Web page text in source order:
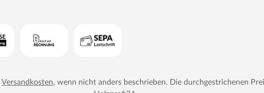
Versandkosten, wenn nicht anders beschrieben. Die durchgestrichenen